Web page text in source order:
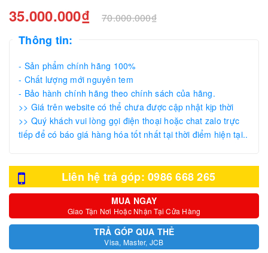
35.000.000₫ 70.000.000₫
Thông tin:
- Sản phẩm chính hãng 100%
- Chất lượng mới nguyên tem
- Bảo hành chính hãng theo chính sách của hãng.
>> Giá trên website có thể chưa được cập nhật kịp thời
>> Quý khách vui lòng gọi điện thoại hoặc chat zalo trực
tiếp để có báo giá hàng hóa tốt nhất tại thời điểm hiện tại..
Liên hệ trả góp: 0986 668 265
MUA NGAY
Giao Tận Nơi Hoặc Nhận Tại Cửa Hàng
TRẢ GÓP QUA THẺ
Visa, Master, JCB